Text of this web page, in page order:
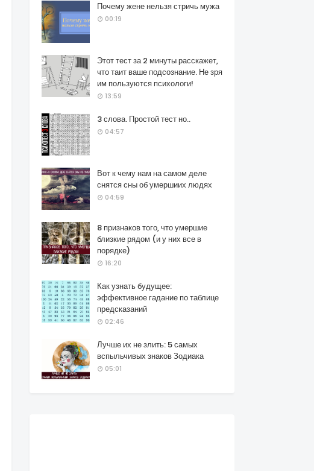
Почему жене нельзя стричь мужа
00:19
Этот тест за 2 минуты расскажет,
что таит ваше подсознание. Не зря
им пользуются психологи!
13:59
3 слова. Простой тест но..
04:57
Вот к чему нам на самом деле
снятся сны об умершиих людях
04:59
8 признаков того, что умершие
близкие рядом (и у них все в
порядке)
16:20
Как узнать будущее:
эффективное гадание по таблице
предсказаний
02:46
Лучше их не злить: 5 самых
вспыльчивых знаков Зодиака
05:01